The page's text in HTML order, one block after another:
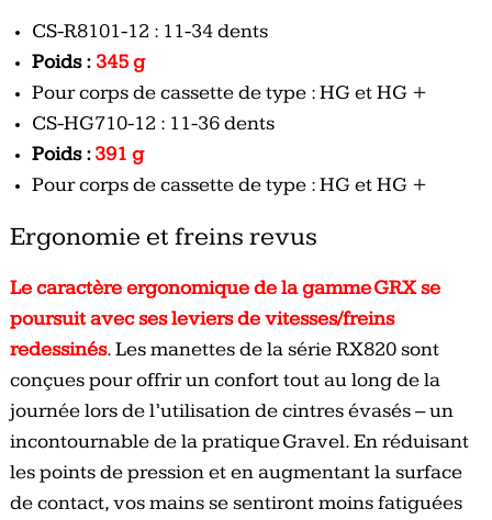
CS-R8101-12 : 11-34 dents
Poids : 345 g
Pour corps de cassette de type : HG et HG +
CS-HG710-12 : 11-36 dents
Poids :391 g
Pour corps de cassette de type : HG et HG +
Ergonomie et freins revus
Le caractère ergonomique de la gamme GRX se
poursuit avec ses leviers de vitesses/freins
redessinés. Les manettes de la série RX820 sont
conçues pour offrir un confort tout au long de la
journée lors de l’utilisation de cintres évasés – un
incontournable de la pratique Gravel. En réduisant
les points de pression et en augmentant la surface
de contact, vos mains se sentiront moins fatiguées